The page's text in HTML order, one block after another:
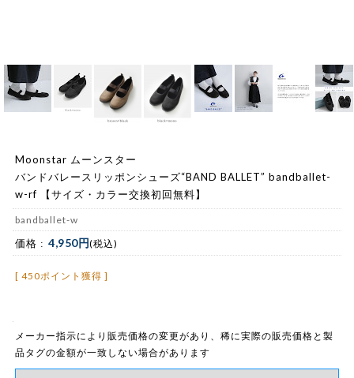
Moonstar ムーンスター
バンドバレースリッポンシューズ“BAND BALLET” bandballet-
w-rf 【サイズ・カラー交換初回無料】
bandballet-w
価格 : 4,950円(税込)
[ 450ポイント獲得 ]
メーカー指示により販売価格の変更があり、稀に実際の販売価格と製
品タグの金額が一致しない場合があります